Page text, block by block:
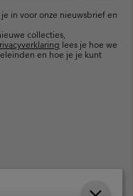
in voor onze nieuwsbrief en
collecties,
lees je hoe we
en hoe je je kunt